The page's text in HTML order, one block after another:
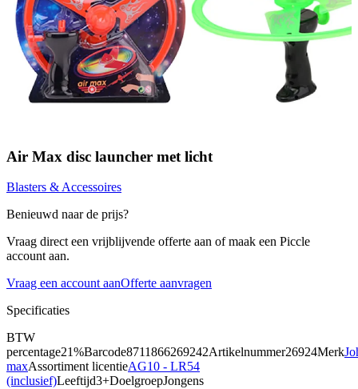
Air Max disc launcher met licht
Blasters & Accessoires
Benieuwd naar de prijs?
Vraag direct een vrijblijvende offerte aan of maak een Piccle
account aan.
Vraag een account aanOfferte aanvragen
Specificaties
BTW
percentage21%Barcode8711866269242Artikelnummer26924Merk
maxAssortiment licentieAG10 - LR54
(inclusief)Leeftijd3+DoelgroepJongens